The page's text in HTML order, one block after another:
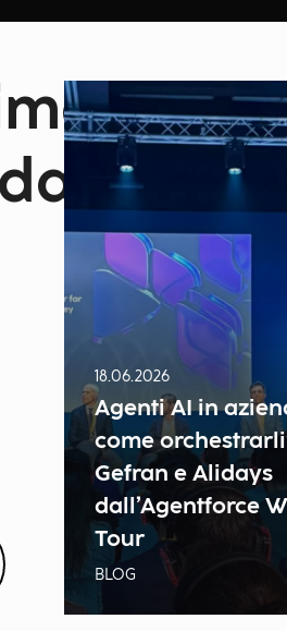
18.06.2026
Agenti AI in
come
Gefran e Alidays
dall’Agentforce
Tour
BLOG